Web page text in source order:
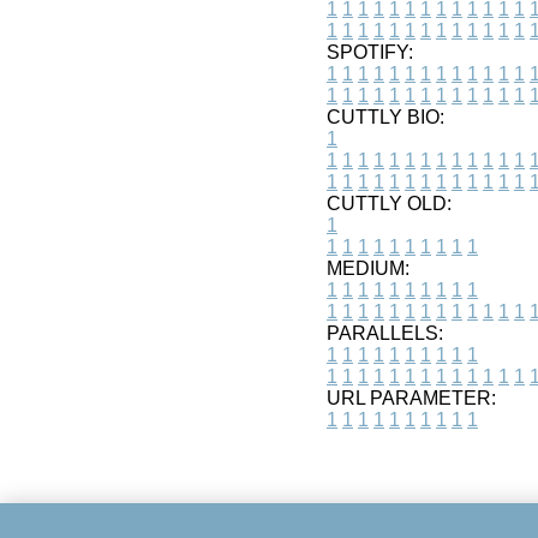
1 1 1 1 1 1 1 1 1 1 1 1 1 1
1 1 1 1 1 1 1 1 1 1 1 1 1 1
SPOTIFY:
1 1 1 1 1 1 1 1 1 1 1 1 1 1
1 1 1 1 1 1 1 1 1 1 1 1 1 1
CUTTLY BIO:
1
1 1 1 1 1 1 1 1 1 1 1 1 1 1
1 1 1 1 1 1 1 1 1 1 1 1 1 1
CUTTLY OLD:
1
1 1 1 1 1 1 1 1 1 1
MEDIUM:
1 1 1 1 1 1 1 1 1 1
1 1 1 1 1 1 1 1 1 1 1 1 1 1
PARALLELS:
1 1 1 1 1 1 1 1 1 1
1 1 1 1 1 1 1 1 1 1 1 1 1 1
URL PARAMETER:
1 1 1 1 1 1 1 1 1 1